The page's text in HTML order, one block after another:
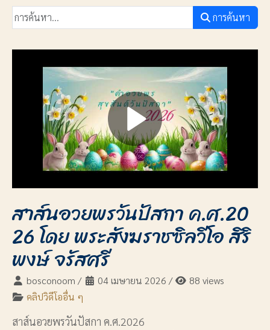
การค้นหา
สาส์นอวยพรวันปัสกา ค.ศ.20
26 โดย พระสังฆราชซิลวีโอ สิริ
พงษ์ จรัสศรี
bosconoom / 04 เมษายน 2026 /
88 views
คลิปวิดีโออื่น ๆ
สาส์นอวยพรวันปัสกา ค.ศ.2026